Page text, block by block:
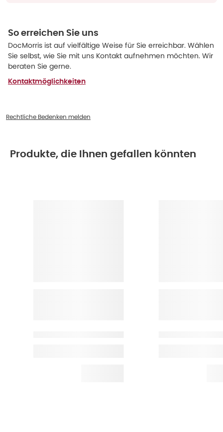
So erreichen Sie uns
DocMorris ist auf vielfältige Weise für Sie erreichbar. Wählen
Sie selbst, wie Sie mit uns Kontakt aufnehmen möchten. Wir
beraten Sie gerne.
Kontaktmöglichkeiten
Rechtliche Bedenken melden
Produkte, die Ihnen gefallen könnten